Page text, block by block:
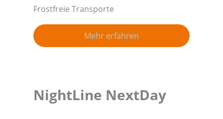
Frostfreie Transporte
Mehr erfahren
NightLine NextDay